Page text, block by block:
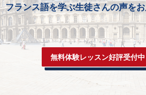
フランス語を学ぶ生徒さんの声を
無料体験レッスン好評受付中